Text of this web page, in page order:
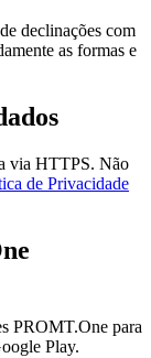
declinações com
as formas e
via HTTPS. Não
de Privacidade
PROMT.One para
Play.